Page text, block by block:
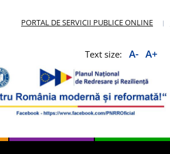
PORTAL DE SERVICII PUBLICE ONLINE
Text size: A- A+